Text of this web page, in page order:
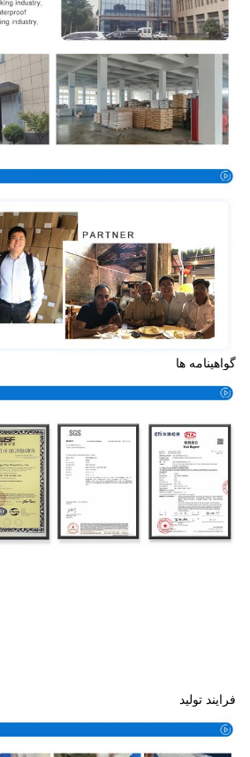
گواهینامه ها
فرایند تولید